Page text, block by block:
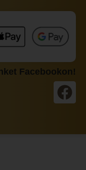
Facebookon!